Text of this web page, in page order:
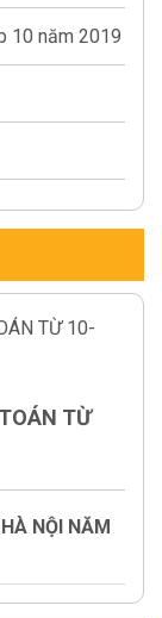
10 năm 2019
TỪ
NỘI NĂM